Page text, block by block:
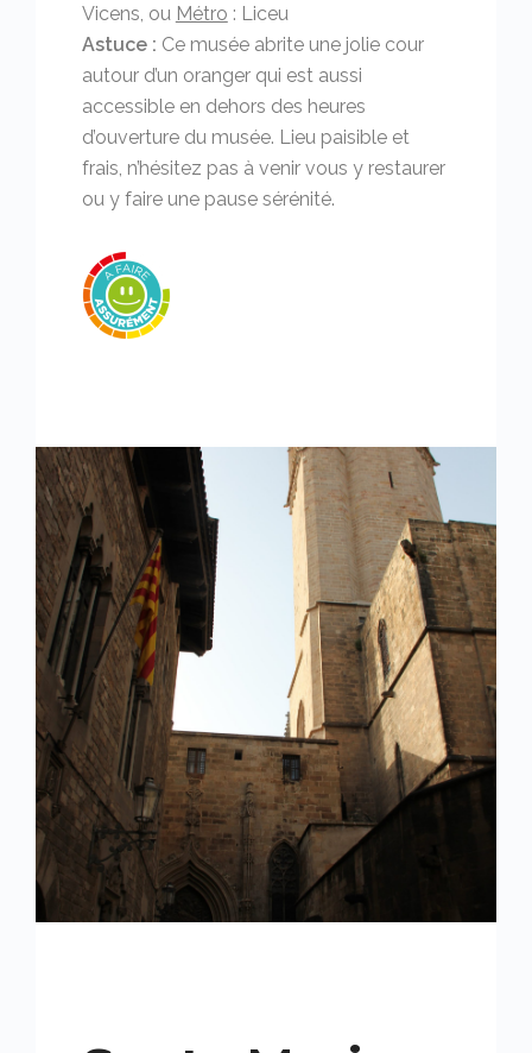
Vicens, ou Métro : Liceu
Astuce : Ce musée abrite une jolie cour
autour d’un oranger qui est aussi
accessible en dehors des heures
d’ouverture du musée. Lieu paisible et
frais, n’hésitez pas à venir vous y restaurer
ou y faire une pause sérénité.